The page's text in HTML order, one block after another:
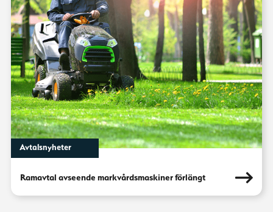
Avtalsnyheter
Ramavtal avseende markvårdsmaskiner förlängt